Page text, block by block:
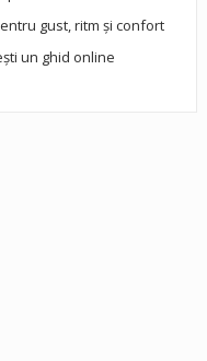
gust, ritm și confort
un ghid online